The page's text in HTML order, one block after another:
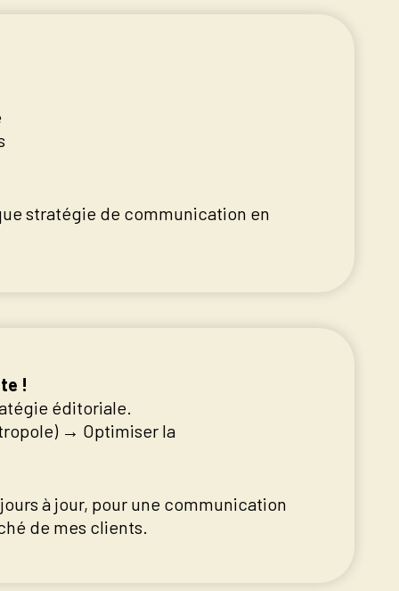
stratégie de communication en
!
éditoriale.
→ Optimiser la
à jour, pour une communication
de mes clients.